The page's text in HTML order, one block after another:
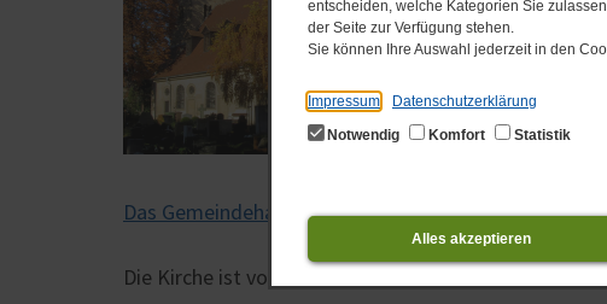
entscheiden, welche Kategorien Sie
der Seite zur Verfügung stehen.
Sie können Ihre Auswahl jederzeit in den
Impressum
Datenschutzerklärung
Notwendig
Komfort Statistik
Alles akzeptieren
Das Gemeindehaus befindet sich in der Breiten
Die Kirche ist von einem alten, an den Botanischen